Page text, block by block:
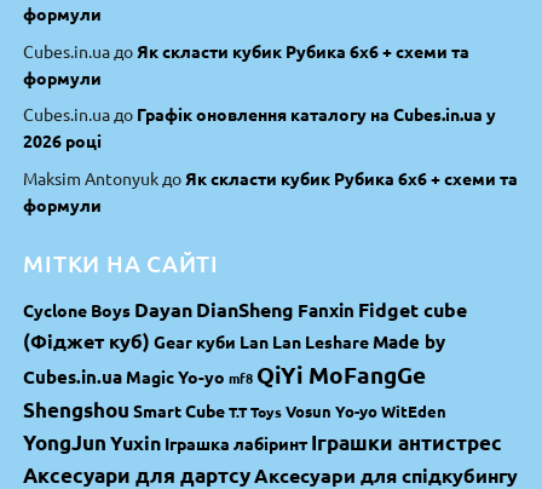
формули
Cubes.in.ua до Як скласти кубик Рубика 6х6 + схеми та
формули
Cubes.in.ua до Графік оновлення каталогу на Cubes.in.ua у
2026 році
Maksim Antonyuk до Як скласти кубик Рубика 6х6 + схеми та
формули
МІТКИ НА САЙТІ
Cyclone Boys DayanDianSheng Fanxin Fidget cube
(Фіджет куб) Gear куби Lan Lan Leshare Made by
Cubes.in.ua Magic Yo-yo mf8 QiYi MoFangGe
Shengshou Smart Cube T.T Toys Vosun Yo-yoWitEden
YongJun Yuxin Іграшка лабіринт Іграшки антистрес
Аксесуари для дартсуАксесуари для спідкубингу